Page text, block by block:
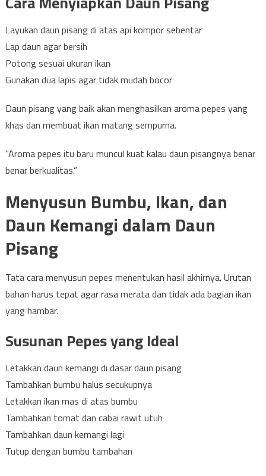
Layukan daun pisang di atas api kompor sebentar
Lap daun agar bersih
Potong sesuai ukuran ikan
Gunakan dua lapis agar tidak mudah bocor
Daun pisang yang baik akan menghasilkan aroma pepes yang
khas dan membuat ikan matang sempurna.
“Aroma pepes itu baru muncul kuat kalau daun pisangnya benar
benar berkualitas.”
Menyusun Bumbu, Ikan, dan
Daun Kemangi dalam Daun
Pisang
Tata cara menyusun pepes menentukan hasil akhirnya. Urutan
bahan harus tepat agar rasa merata dan tidak ada bagian ikan
yang hambar.
Susunan Pepes yang Ideal
Letakkan daun kemangi di dasar daun pisang
Tambahkan bumbu halus secukupnya
Letakkan ikan mas di atas bumbu
Tambahkan tomat dan cabai rawit utuh
Tambahkan daun kemangi lagi
Tutup dengan bumbu tambahan